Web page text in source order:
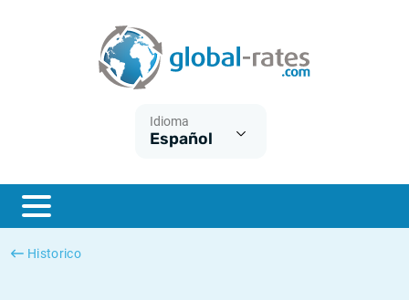
Idioma
Español
Historico
ESTER
SONIA
¿Qué es la inflación IPC?
¿Qué es la inflación IPCA?
Inflación Español - IPC
Inflación Estadounidense
Euribor - histórico
SOFR - histórico
TONAR - histórico
Calculadora de inflación